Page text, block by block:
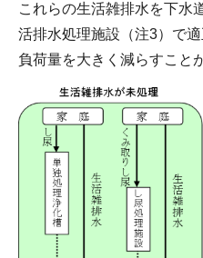
これらの生活雑排水を下水
活排水処理施設（注3）で
負荷量を大きく減らすこと